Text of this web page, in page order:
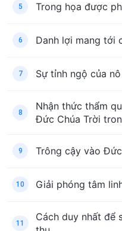
5 Trong họa được
6 Danh lợi mang tới
7 Sự tỉnh ngộ của
8
Nhận thức thẩm
Đức Chúa Trời
9 Trông cậy vào
10 Giải phóng tâm
11
Cách duy nhất để